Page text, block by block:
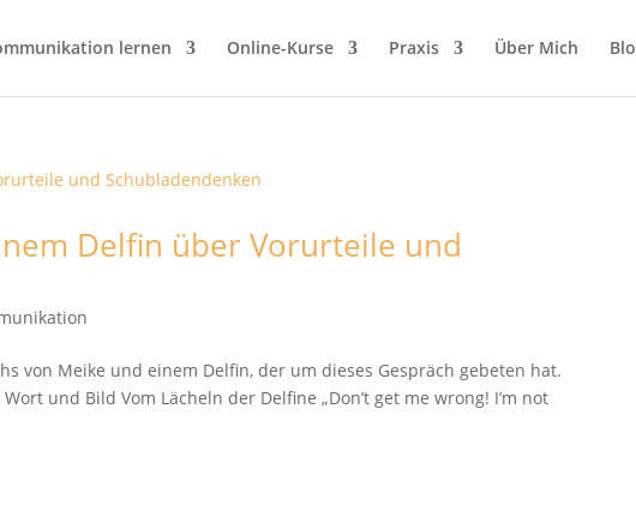
lernen Online-Kurse Praxis Über Mich
Delfin über Vorurteile und
von Meike und einem Delfin, der um dieses Gespräch gebeten hat.
und Bild Vom Lächeln der Delfine „Don’t get me wrong! I’m not